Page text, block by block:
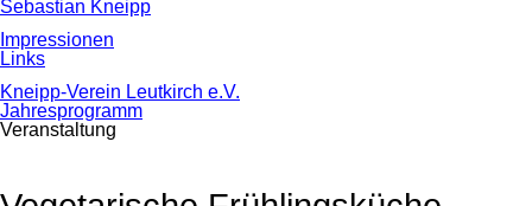
Sebastian Kneipp
Impressionen
Links
Kneipp-Verein Leutkirch e.V.
Jahresprogramm
Veranstaltung